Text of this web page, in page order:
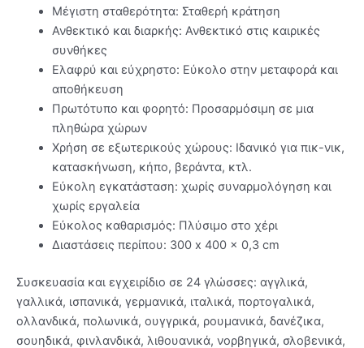
Μέγιστη σταθερότητα: Σταθερή κράτηση
Ανθεκτικό και διαρκής: Ανθεκτικό στις καιρικές
συνθήκες
Ελαφρύ και εύχρηστο: Εύκολο στην μεταφορά και
αποθήκευση
Πρωτότυπο και φορητό: Προσαρμόσιμη σε μια
πληθώρα χώρων
Χρήση σε εξωτερικούς χώρους: Ιδανικό για πικ-νικ,
κατασκήνωση, κήπο, βεράντα, κτλ.
Εύκολη εγκατάσταση: χωρίς συναρμολόγηση και
χωρίς εργαλεία
Εύκολος καθαρισμός: Πλύσιμο στο χέρι
Διαστάσεις περίπου: 300 x 400 x 0,3 cm
Συσκευασία και εγχειρίδιο σε 24 γλώσσες: αγγλικά,
γαλλικά, ισπανικά, γερμανικά, ιταλικά, πορτογαλικά,
ολλανδικά, πολωνικά, ουγγρικά, ρουμανικά, δανέζικα,
σουηδικά, φινλανδικά, λιθουανικά, νορβηγικά, σλοβενικά,